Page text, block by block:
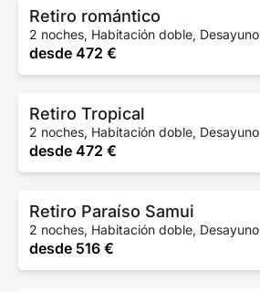
Retiro romántico
2 noches, Habitación doble, Desayuno
desde 472 €
Retiro Tropical
2 noches, Habitación doble, Desayuno
desde 472 €
Retiro Paraíso Samui
2 noches, Habitación doble, Desayuno
desde 516 €